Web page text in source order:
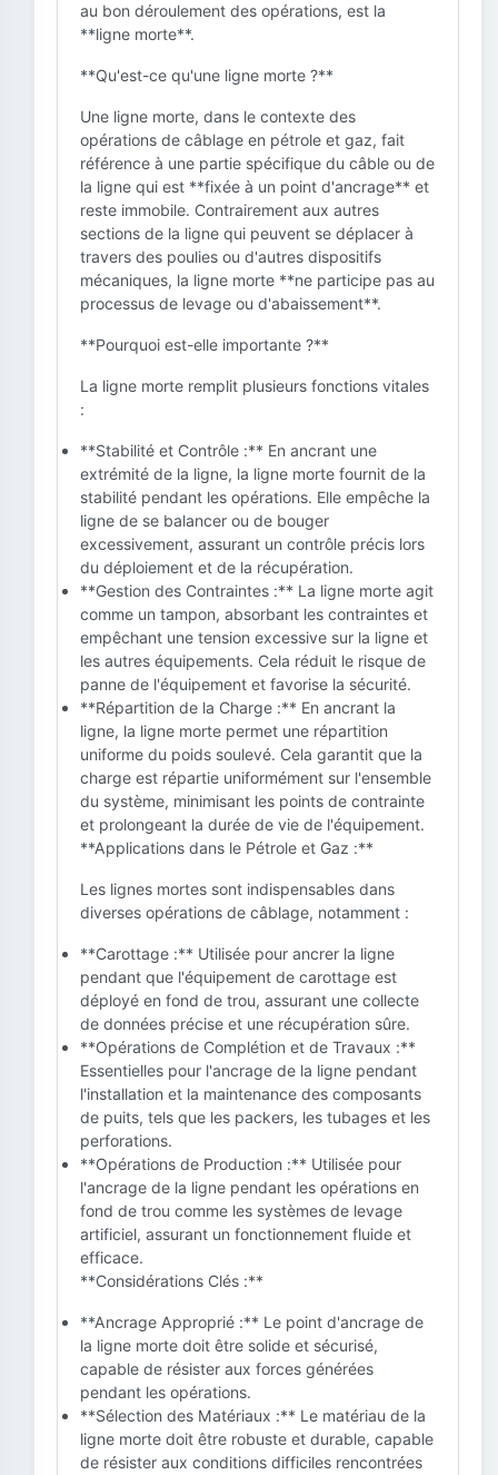
au bon déroulement des opérations, est la
**ligne morte**.
**Qu'est-ce qu'une ligne morte ?**
Une ligne morte, dans le contexte des
opérations de câblage en pétrole et gaz, fait
référence à une partie spécifique du câble ou de
la ligne qui est **fixée à un point d'ancrage** et
reste immobile. Contrairement aux autres
sections de la ligne qui peuvent se déplacer à
travers des poulies ou d'autres dispositifs
mécaniques, la ligne morte **ne participe pas au
processus de levage ou d'abaissement**.
**Pourquoi est-elle importante ?**
La ligne morte remplit plusieurs fonctions vitales
:
**Stabilité et Contrôle :** En ancrant une
extrémité de la ligne, la ligne morte fournit de la
stabilité pendant les opérations. Elle empêche la
ligne de se balancer ou de bouger
excessivement, assurant un contrôle précis lors
du déploiement et de la récupération.
**Gestion des Contraintes :** La ligne morte agit
comme un tampon, absorbant les contraintes et
empêchant une tension excessive sur la ligne et
les autres équipements. Cela réduit le risque de
panne de l'équipement et favorise la sécurité.
**Répartition de la Charge :** En ancrant la
ligne, la ligne morte permet une répartition
uniforme du poids soulevé. Cela garantit que la
charge est répartie uniformément sur l'ensemble
du système, minimisant les points de contrainte
et prolongeant la durée de vie de l'équipement.
**Applications dans le Pétrole et Gaz :**
Les lignes mortes sont indispensables dans
diverses opérations de câblage, notamment :
**Carottage :** Utilisée pour ancrer la ligne
pendant que l'équipement de carottage est
déployé en fond de trou, assurant une collecte
de données précise et une récupération sûre.
**Opérations de Complétion et de Travaux :**
Essentielles pour l'ancrage de la ligne pendant
l'installation et la maintenance des composants
de puits, tels que les packers, les tubages et les
perforations.
**Opérations de Production :** Utilisée pour
l'ancrage de la ligne pendant les opérations en
fond de trou comme les systèmes de levage
artificiel, assurant un fonctionnement fluide et
efficace.
**Considérations Clés :**
**Ancrage Approprié :** Le point d'ancrage de
la ligne morte doit être solide et sécurisé,
capable de résister aux forces générées
pendant les opérations.
**Sélection des Matériaux :** Le matériau de la
ligne morte doit être robuste et durable, capable
de résister aux conditions difficiles rencontrées